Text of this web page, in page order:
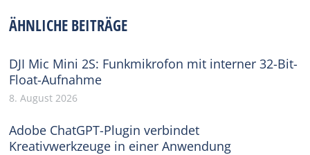
ÄHNLICHE BEITRÄGE
DJI Mic Mini 2S: Funkmikrofon mit interner 32-Bit-
Float-Aufnahme
8. August 2026
Adobe ChatGPT-Plugin verbindet
Kreativwerkzeuge in einer Anwendung